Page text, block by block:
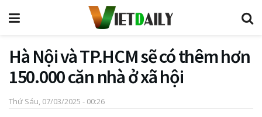
Hà Nội và TP.HCM sẽ có thêm hơn
150.000 căn nhà ở xã hội
Thứ Sáu, 07/03/2025 - 00:26